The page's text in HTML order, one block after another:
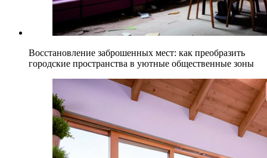
Восстановление заброшенных мест: как преобразить
городские пространства в уютные общественные зоны